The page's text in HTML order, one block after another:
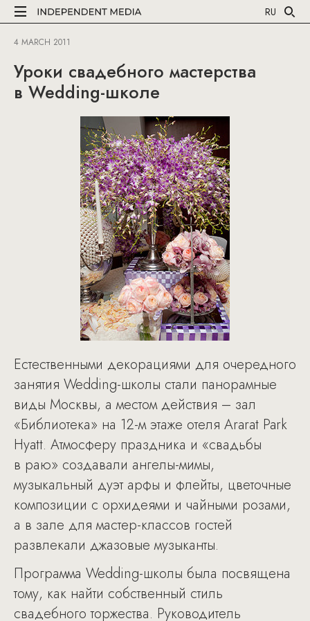
RU
4 MARCH 2011
Уроки свадебного мастерства
в Wedding-школе
Естественными декорациями для очередного
занятия Wedding-школы стали панорамные
виды Москвы, а местом действия – зал
«Библиотека» на 12-м этаже отеля Ararat Park
Hyatt. Атмосферу праздника и «свадьбы
в раю» создавали ангелы-мимы,
музыкальный дуэт арфы и флейты, цветочные
композиции с орхидеями и чайными розами,
а в зале для мастер-классов гостей
развлекали джазовые музыканты.
Программа Wedding-школы была посвящена
тому, как найти собственный стиль
свадебного торжества. Руководитель